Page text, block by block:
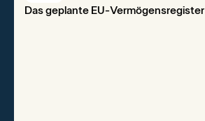
Das geplante EU-Vermögensregister